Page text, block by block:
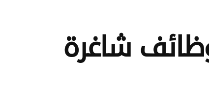
شاغرة